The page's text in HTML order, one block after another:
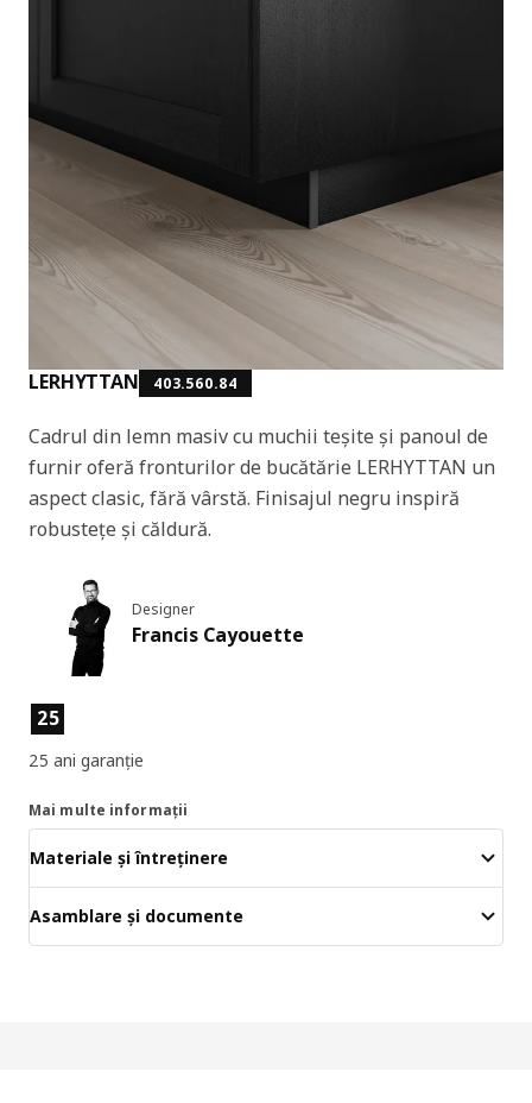
LERHYTTAN 403.560.84
Cadrul din lemn masiv cu muchii teșite și panoul de
furnir oferă fronturilor de bucătărie LERHYTTAN un
aspect clasic, fără vârstă. Finisajul negru inspiră
robustețe și căldură.
Designer
Francis Cayouette
Caracteristicile produselor
25
25 ani garanție
Mai multe informații
Materiale și întreținere
Asamblare și documente